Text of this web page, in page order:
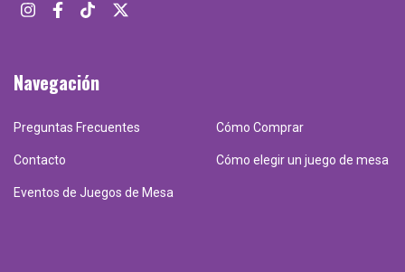
Navegación
Preguntas Frecuentes Cómo Comprar
Contacto Cómo elegir un juego de mesa
Eventos de Juegos de Mesa